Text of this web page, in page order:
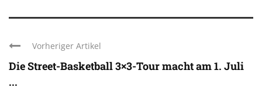
Vorheriger Artikel
Die Street-Basketball 3×3-Tour macht am 1. Juli
...